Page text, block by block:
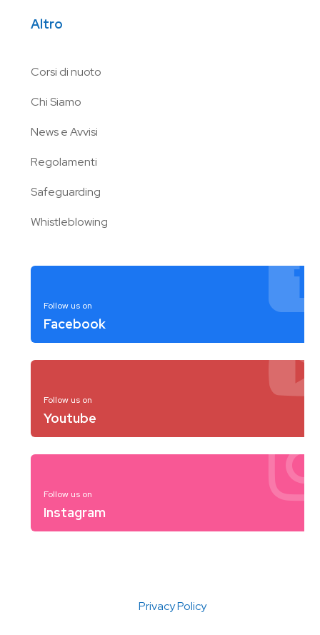
Altro
Corsi di nuoto
Chi Siamo
News e Avvisi
Regolamenti
Safeguarding
Whistleblowing
Follow us on
Facebook
Follow us on
Youtube
Follow us on
Instagram
Privacy Policy